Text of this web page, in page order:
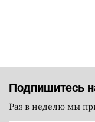
Подпишитесь
Раз в неделю мы